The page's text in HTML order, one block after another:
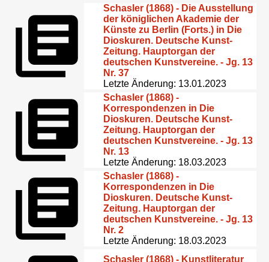
Schasler (1868) - Die Ausstellung
der königlichen Akademie der
Künste zu Berlin (Forts.) in Die
Dioskuren. Deutsche Kunst-
Zeitung. Hauptorgan der
deutschen Kunstvereine. - Jg. 13
Nr. 37
Letzte Änderung: 13.01.2023
Schasler (1868) -
Korrespondenzen in Die
Dioskuren. Deutsche Kunst-
Zeitung. Hauptorgan der
deutschen Kunstvereine. - Jg. 13
Nr. 13
Letzte Änderung: 18.03.2023
Schasler (1868) -
Korrespondenzen in Die
Dioskuren. Deutsche Kunst-
Zeitung. Hauptorgan der
deutschen Kunstvereine. - Jg. 13
Nr. 2
Letzte Änderung: 18.03.2023
Schasler (1868) - Kunstliteratur